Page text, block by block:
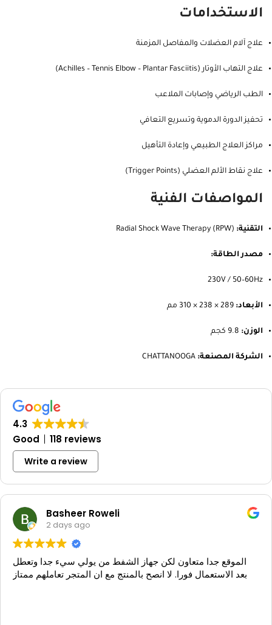
الاستخدامات
علاج آلام العضلات والمفاصل المزمنة
علاج التهاب الأوتار (Achilles – Tennis Elbow – Plantar Fasciitis)
الطب الرياضي وإصابات الملاعب
تحفيز الدورة الدموية وتسريع التعافي
مراكز العلاج الطبيعي وإعادة التأهيل
علاج نقاط الألم العضلي (Trigger Points)
المواصفات الفنية
التقنية:
مصدر الطاقة:
230V / 50–60Hz
الأبعاد:
الوزن:
الشركة المصنعة:
4.3
Good
118 reviews
Write a review
Basheer Roweli
2 days ago
الموقع جدا متعاون لكن جهاز الشفط من يولي سيء جدا وتعطل
بعد الاستعمال فورا. لا انصح بالمنتج مع ان المتجر تعاملهم ممتاز